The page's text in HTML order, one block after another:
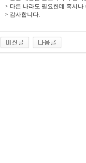
> 다른 나라도 필요한데 혹시나
> 감사합니다.